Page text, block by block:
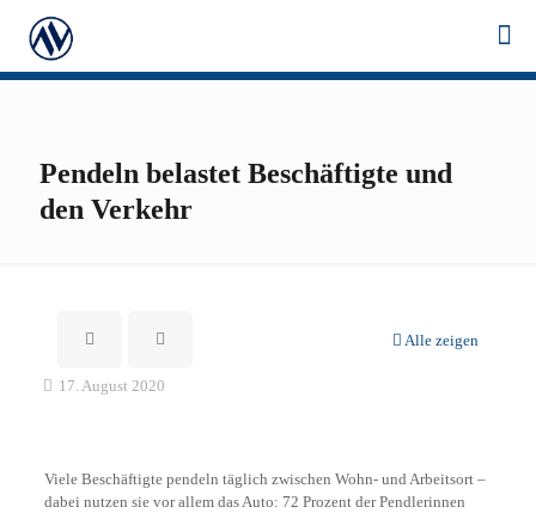
Pendeln belastet Beschäftigte und
den Verkehr
Alle zeigen
17. August 2020
Viele Beschäftigte pendeln täglich zwischen Wohn- und Arbeitsort –
dabei nutzen sie vor allem das Auto: 72 Prozent der Pendlerinnen